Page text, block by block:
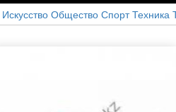
Искусство Общество Спорт Техника